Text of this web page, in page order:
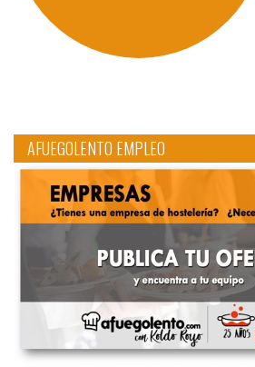
AFUEGOLENTO EMPLEO